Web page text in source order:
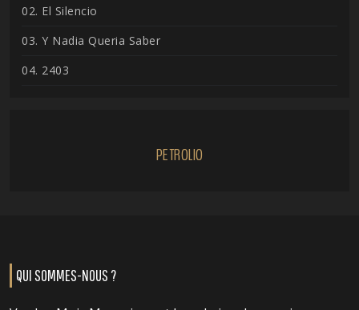
02. El Silencio
03. Y Nadia Queria Saber
04. 2403
PETROLIO
QUI SOMMES-NOUS ?